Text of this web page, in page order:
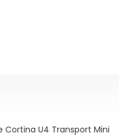
U4 Transport Mini